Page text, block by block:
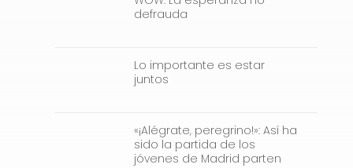
defrauda
Lo importante es estar
juntos
«¡Alégrate, peregrino!»: Así ha
sido la partida de los
jóvenes de Madrid parten